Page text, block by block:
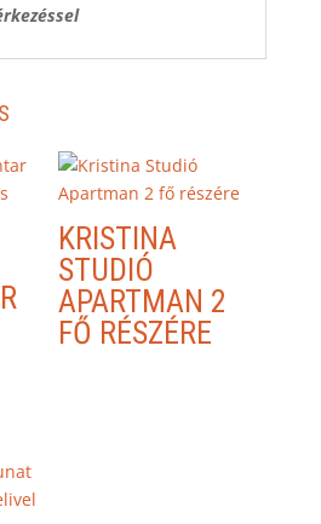
KRISTINA
STUDIÓ
APARTMAN 2
FŐ RÉSZÉRE